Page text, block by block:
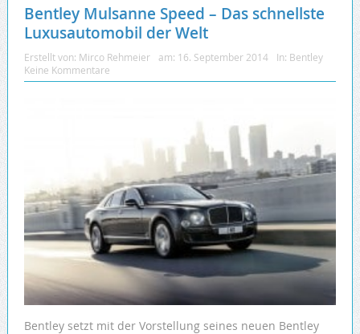
Bentley Mulsanne Speed – Das schnellste
Luxusautomobil der Welt
Erstellt von: Mirco Rehmeier am: 16. September 2014 In: Bentley
Keine Kommentare
Bentley setzt mit der Vorstellung seines neuen Bentley